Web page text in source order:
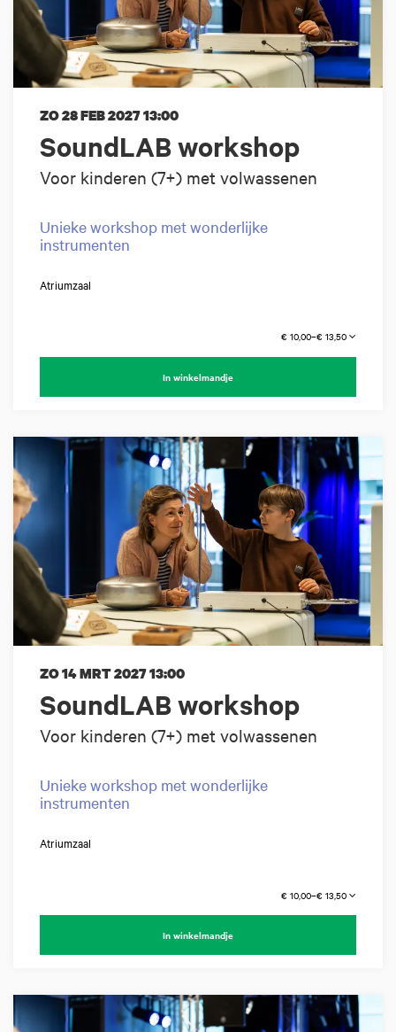
SoundLAB workshop
Voor kinderen (7+) met volwassenen
ZO 28 FEB 202713:00
Unieke workshop met wonderlijke
instrumenten
Atriumzaal
€ 10,00–€ 13,50
In winkelmandje
SoundLAB workshop
Voor kinderen (7+) met volwassenen
ZO 14 MRT 202713:00
Unieke workshop met wonderlijke
instrumenten
Atriumzaal
€ 10,00–€ 13,50
In winkelmandje